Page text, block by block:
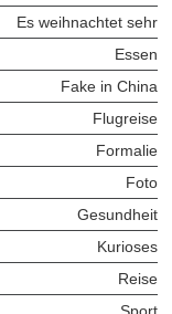
Es weihnachtet sehr
Essen
Fake in China
Flugreise
Formalie
Foto
Gesundheit
Kurioses
Reise
Sport